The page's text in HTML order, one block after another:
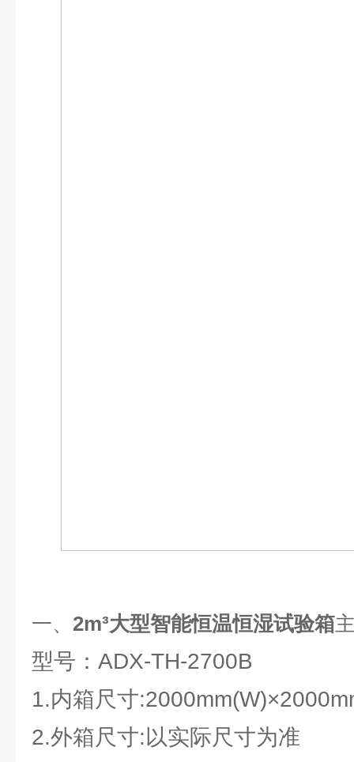
一、 2m³大型智能恒温恒湿试验箱
型号：ADX-TH-2700B
1.内箱尺寸
2.外箱尺寸:以实际尺寸为准